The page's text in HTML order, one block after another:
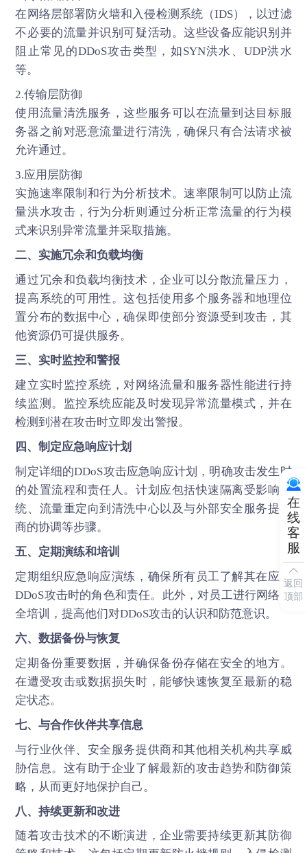
在网络层部署防火墙和入侵检测系统（IDS），以过滤
不必要的流量并识别可疑活动。这些设备应能识别并
阻止常见的DDoS攻击类型，如SYN洪水、UDP洪水
等。
2.传输层防御
使用流量清洗服务，这些服务可以在流量到达目标服
务器之前对恶意流量进行清洗，确保只有合法请求被
允许通过。
3.应用层防御
实施速率限制和行为分析技术。速率限制可以防止流
量洪水攻击，行为分析则通过分析正常流量的行为模
式来识别异常流量并采取措施。
二、实施冗余和负载均衡
通过冗余和负载均衡技术，企业可以分散流量压力，
提高系统的可用性。这包括使用多个服务器和地理位
置分布的数据中心，确保即使部分资源受到攻击，其
他资源仍可提供服务。
三、实时监控和警报
建立实时监控系统，对网络流量和服务器性能进行持
续监测。监控系统应能及时发现异常流量模式，并在
检测到潜在攻击时立即发出警报。
四、制定应急响应计划
制定详细的DDoS攻击应急响应计划，明确攻击发生时
的处置流程和责任人。计划应包括快速隔离受影响系
统、流量重定向到清洗中心以及与外部安全服务提供
商的协调等步骤。
五、定期演练和培训
定期组织应急响应演练，确保所有员工了解其在应对
DDoS攻击时的角色和责任。此外，对员工进行网络安
全培训，提高他们对DDoS攻击的认识和防范意识。
六、数据备份与恢复
定期备份重要数据，并确保备份存储在安全的地方。
在遭受攻击或数据损失时，能够快速恢复至最新的稳
定状态。
七、与合作伙伴共享信息
与行业伙伴、安全服务提供商和其他相关机构共享威
胁信息。这有助于企业了解最新的攻击趋势和防御策
略，从而更好地保护自己。
八、持续更新和改进
随着攻击技术的不断演进，企业需要持续更新其防御
在
线
客
服
返回
顶部